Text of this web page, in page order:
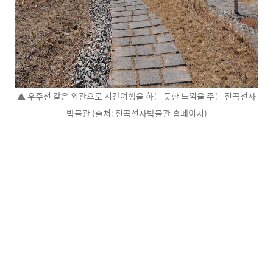
▲ 우주선 같은 외관으로 시간여행을 하는 듯한 느낌을 주는 전곡선사
박물관 (출처: 전곡선사박물관 홈페이지)